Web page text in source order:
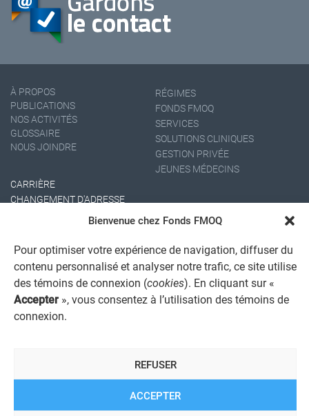
Bienvenue chez Fonds FMOQ
Pour optimiser votre expérience de navigation, diffuser du
contenu personnalisé et analyser notre trafic, ce site utilise
des témoins de connexion (cookies). En cliquant sur «
Accepter », vous consentez à l’utilisation des témoins de
connexion.
ACCEPTER
REFUSER
À PROPOS
PUBLICATIONS
NOS ACTIVITÉS
GLOSSAIRE
NOUS JOINDRE
RÉGIMES
FONDS FMOQ
SERVICES
SOLUTIONS CLINIQUES
GESTION PRIVÉE
JEUNES MÉDECINS
CARRIÈRE
CHANGEMENT D'ADRESSE
AVIS JURIDIQUE GÉNÉRAL
POLITIQUE DE TRAITEMENT DES PLAINTES
REGISTRE DES CONFLITS D'INTÉRÊTS